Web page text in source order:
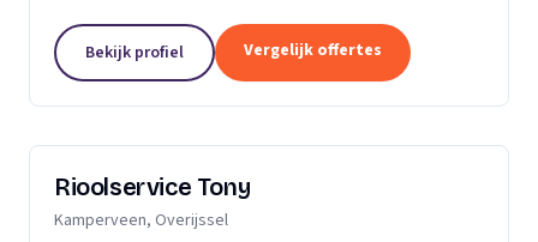
wilde en besloot daarom D. van Gils...
Bekijk profiel Vergelijk offertes
Rioolservice Tony
Kamperveen, Overijssel